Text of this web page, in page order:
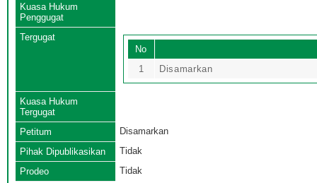
Kuasa Hukum
Penggugat
Tergugat
No
1
Disamarkan
Kuasa Hukum
Tergugat
Petitum
Disamarkan
Pihak Dipublikasikan
Tidak
Prodeo
Tidak